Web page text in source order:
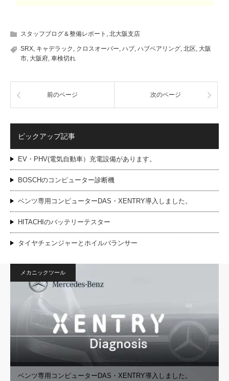
スタッフブログ＆整備レポート , 北大阪支店
SRX, キャデラック , クロスオーバー, ハブ, ハブベアリング, 北区, 大阪
市, 大阪府, 車検切れ
前のページ 次のページ
ピックアップ記事
EV・PHV(電気自動車）充電設備があります。
BOSCHのコンピューター診断機
ベンツ専用コンピューターDAS・XENTRY導入しました。
HITACHIのバッテリーテスター
タイヤチェンジャーとホイルバランサー
メカニックツール
ベンツ専用コンピューターDAS・XENTRY導入しました。